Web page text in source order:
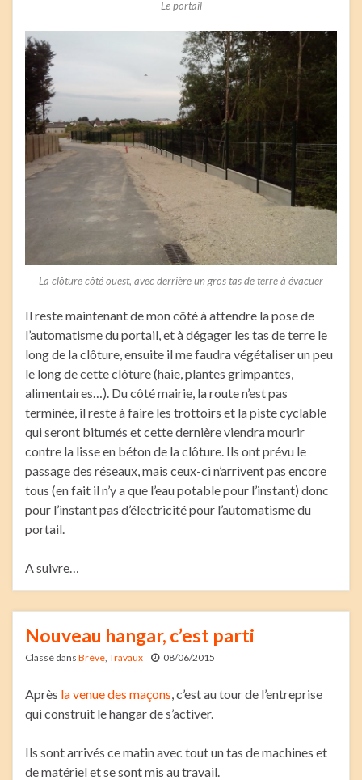
Le portail
La clôture côté ouest, avec derrière un gros tas de terre à évacuer
Il reste maintenant de mon côté à attendre la pose de
l’automatisme du portail, et à dégager les tas de terre le
long de la clôture, ensuite il me faudra végétaliser un peu
le long de cette clôture (haie, plantes grimpantes,
alimentaires…). Du côté mairie, la route n’est pas
terminée, il reste à faire les trottoirs et la piste cyclable
qui seront bitumés et cette dernière viendra mourir
contre la lisse en béton de la clôture. Ils ont prévu le
passage des réseaux, mais ceux-ci n’arrivent pas encore
tous (en fait il n’y a que l’eau potable pour l’instant) donc
pour l’instant pas d’électricité pour l’automatisme du
portail.
A suivre…
Nouveau hangar, c’est parti
Classé dans Brève Travaux 08/06/2015
Après la venue des maçons , c’est au tour de l’entreprise
qui construit le hangar de s’activer.
Ils sont arrivés ce matin avec tout un tas de machines et
de matériel et se sont mis au travail.